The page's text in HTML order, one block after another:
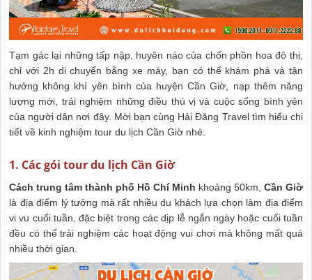
Tạm gác lại những tấp nập, huyên náo của chốn phồn hoa đô thị,
chỉ với 2h di chuyển bằng xe máy, bạn có thể khám phá và tận
hưởng không khí yên bình của huyện Cần Giờ, nạp thêm năng
lượng mới, trải nghiệm những điều thú vị và cuộc sống bình yên
của người dân nơi đây. Mời bạn cùng Hải Đăng Travel tìm hiểu chi
tiết về kinh nghiệm tour du lịch Cần Giờ nhé.
1. Các gói tour du lịch Cần Giờ
Cách trung tâm thành phố Hồ Chí Minh khoảng 50km, Cần Giờ
là địa điểm lý tưởng mà rất nhiều du khách lựa chọn làm địa điểm
vi vu cuối tuần, đặc biệt trong các dịp lễ ngắn ngày hoặc cuối tuần
đều có thể trải nghiệm các hoạt động vui chơi mà không mất quá
nhiều thời gian.